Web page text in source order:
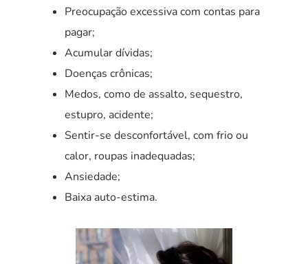
Preocupação excessiva com contas para
pagar;
Acumular dívidas;
Doenças crônicas;
Medos, como de assalto, sequestro,
estupro, acidente;
Sentir-se desconfortável, com frio ou
calor, roupas inadequadas;
Ansiedade;
Baixa auto-estima.